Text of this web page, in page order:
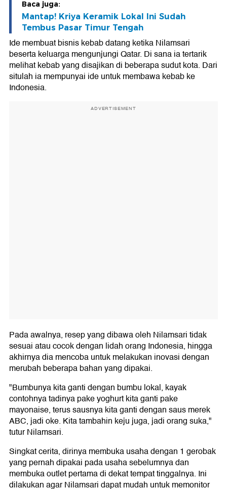
Baca juga:
Mantap! Kriya Keramik Lokal Ini Sudah
Tembus Pasar Timur Tengah
Ide membuat bisnis kebab datang ketika Nilamsari
beserta keluarga mengunjungi Qatar. Di sana ia tertarik
melihat kebab yang disajikan di beberapa sudut kota. Dari
situlah ia mempunyai ide untuk membawa kebab ke
Indonesia.
ADVERTISEMENT
Pada awalnya, resep yang dibawa oleh Nilamsari tidak
sesuai atau cocok dengan lidah orang Indonesia, hingga
akhirnya dia mencoba untuk melakukan inovasi dengan
merubah beberapa bahan yang dipakai.
"Bumbunya kita ganti dengan bumbu lokal, kayak
contohnya tadinya pake yoghurt kita ganti pake
mayonaise, terus sausnya kita ganti dengan saus merek
ABC, jadi oke. Kita tambahin keju juga, jadi orang suka,"
tutur Nilamsari.
Singkat cerita, dirinya membuka usaha dengan 1 gerobak
yang pernah dipakai pada usaha sebelumnya dan
membuka outlet pertama di dekat tempat tinggalnya. Ini
dilakukan agar Nilamsari dapat mudah untuk memonitor